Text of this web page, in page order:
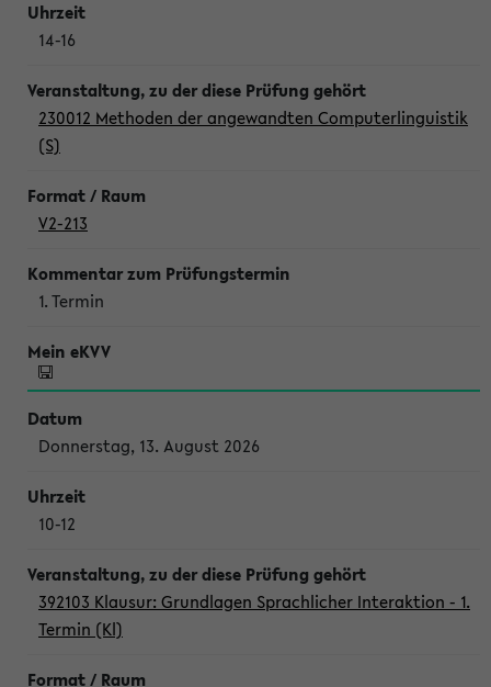
14-16
230012 Methoden der angewandten Computerlinguistik
(S)
V2-213
1. Termin
Donnerstag, 13. August 2026
10-12
392103 Klausur: Grundlagen Sprachlicher Interaktion - 1.
Termin (Kl)